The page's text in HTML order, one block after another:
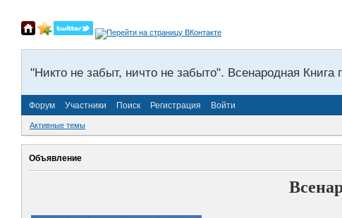
"Никто не забыт, ничто не забыто". Всенародная Книга
Форум Участники Поиск Регистрация Войти
Активные темы
Объявление